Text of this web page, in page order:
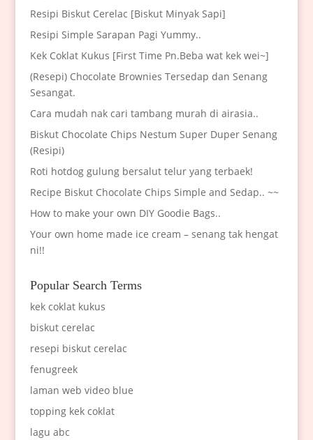
Resipi Biskut Cerelac [Biskut Minyak Sapi]
Resipi Simple Sarapan Pagi Yummy..
Kek Coklat Kukus [First Time Pn.Beba wat kek wei~]
(Resepi) Chocolate Brownies Tersedap dan Senang
Sesangat.
Cara mudah nak cari tambang murah di airasia..
Biskut Chocolate Chips Nestum Super Duper Senang
(Resipi)
Roti hotdog gulung bersalut telur yang terbaek!
Recipe Biskut Chocolate Chips Simple and Sedap.. ~~
How to make your own DIY Goodie Bags..
Your own home made ice cream – senang tak hengat
ni!!
Popular Search Terms
kek coklat kukus
biskut cerelac
resepi biskut cerelac
fenugreek
laman web video blue
topping kek coklat
lagu abc